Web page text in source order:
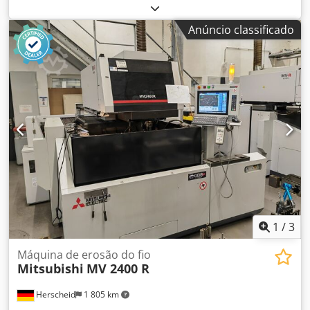
mm z 310 mm Dedpfszcdwwjx Adkjck Inclui refrigerador
Máquina em excelente estado de conservação
Anúncio classificado
1 /3
Herscheid 1 805 km
Máquina de erosão do fio
Mitsubishi MV 2400 R